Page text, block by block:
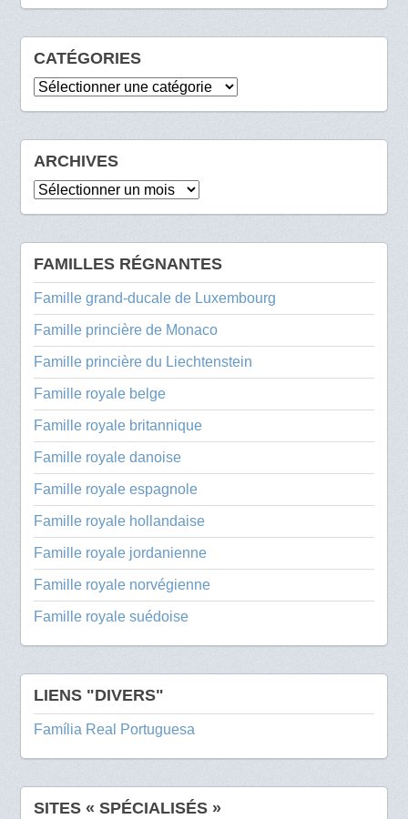
CATÉGORIES
Catégories
ARCHIVES
Archives
FAMILLES RÉGNANTES
Famille grand-ducale de Luxembourg
Famille princière de Monaco
Famille princière du Liechtenstein
Famille royale belge
Famille royale britannique
Famille royale danoise
Famille royale espagnole
Famille royale hollandaise
Famille royale jordanienne
Famille royale norvégienne
Famille royale suédoise
LIENS "DIVERS"
Família Real Portuguesa
SITES « SPÉCIALISÉS »